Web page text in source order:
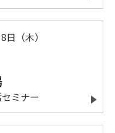
（木）
ミナー